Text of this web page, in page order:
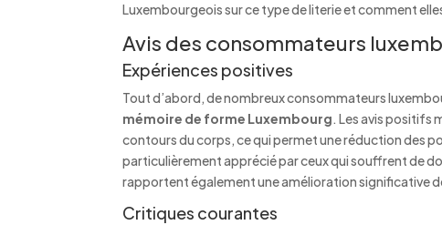
Luxembourgeois sur ce type de literie et comment
Avis des consommateurs
Expériences positives
Tout d’abord, de nombreux consommateurs
mémoire de forme Luxembourg. Les avis positifs
contours du corps, ce qui permet une réduction des
particulièrement apprécié par ceux qui souffrent de
rapportent également une amélioration significative
Critiques courantes